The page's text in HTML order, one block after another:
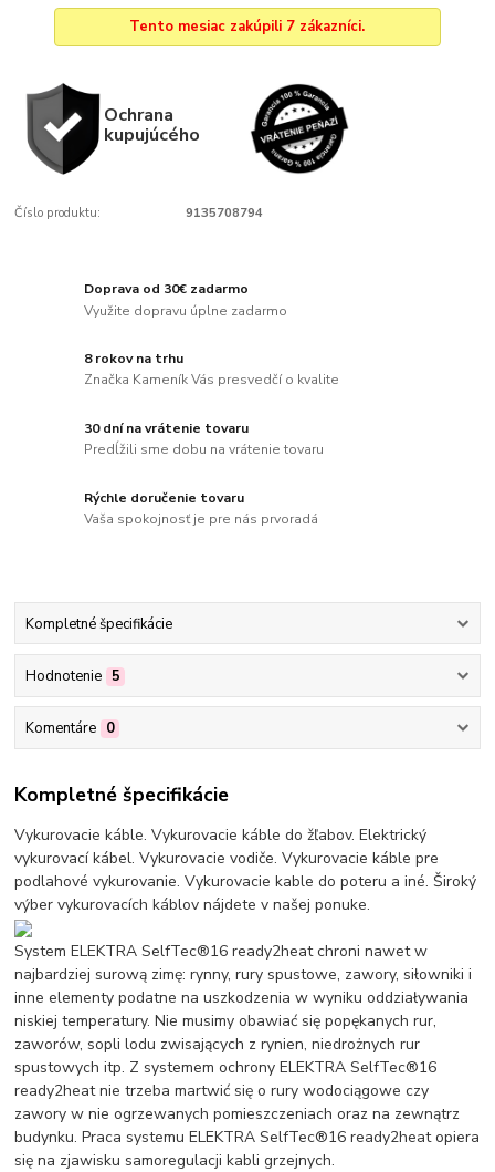
Tento mesiac zakúpili 7 zákazníci.
Ochrana
kupujúcého
Číslo produktu: 9135708794
Doprava od 30€ zadarmo
Využite dopravu úplne zadarmo
8 rokov na trhu
Značka Kameník Vás presvedčí o kvalite
30 dní na vrátenie tovaru
Predĺžili sme dobu na vrátenie tovaru
Rýchle doručenie tovaru
Vaša spokojnosť je pre nás prvoradá
Kompletné špecifikácie
Hodnotenie 5
Komentáre 0
Kompletné špecifikácie
Vykurovacie káble. Vykurovacie káble do žľabov. Elektrický
vykurovací kábel. Vykurovacie vodiče. Vykurovacie káble pre
podlahové vykurovanie. Vykurovacie kable do poteru a iné. Široký
výber vykurovacích káblov nájdete v našej ponuke.
System ELEKTRA SelfTec®16 ready2heat chroni nawet w
najbardziej surową zimę: rynny, rury spustowe, zawory, siłowniki i
inne elementy podatne na uszkodzenia w wyniku oddziaływania
niskiej temperatury. Nie musimy obawiać się popękanych rur,
zaworów, sopli lodu zwisających z rynien, niedrożnych rur
spustowych itp. Z systemem ochrony ELEKTRA SelfTec®16
ready2heat nie trzeba martwić się o rury wodociągowe czy
zawory w nie ogrzewanych pomieszczeniach oraz na zewnątrz
budynku. Praca systemu ELEKTRA SelfTec®16 ready2heat opiera
się na zjawisku samoregulacji kabli grzejnych.